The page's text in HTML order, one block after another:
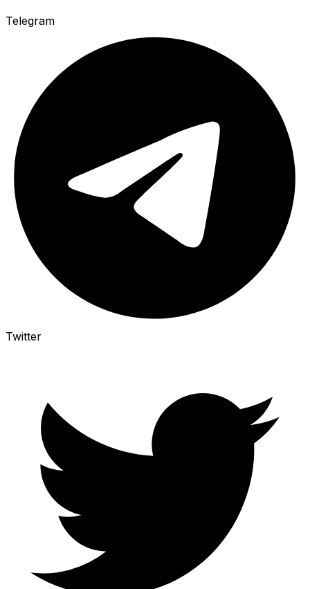
Telegram
Twitter